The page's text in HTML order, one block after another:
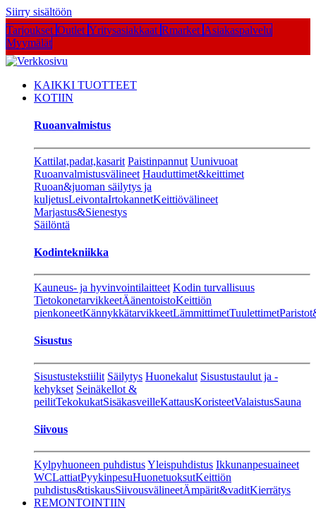
Siirry sisältöön
Tarjoukset Outlet Yritysasiakkaat Rmarket Asiakaspalvelu
Myymälät
KAIKKI TUOTTEET
KOTIIN
Ruoanvalmistus
Kattilat,padat,kasarit Paistinpannut Uunivuoat
Ruoanvalmistusvälineet Hauduttimet&keittimet
Ruoan&juoman säilytys ja
kuljetusLeivontaIrtokannetKeittiövälineet
Marjastus&Sienestys
Säilöntä
Kodintekniikka
Kauneus- ja hyvinvointilaitteet Kodin turvallisuus
TietokonetarvikkeetÄänentoistoKeittiön
pienkoneetKännykkätarvikkeetLämmittimetTuulettimet
Sisustus
Sisustustekstiilit Säilytys Huonekalut Sisustustaulut ja -
kehykset Seinäkellot &
peilitTekokukatSisäkasveilleKattausKoristeetValaistusSauna
Siivous
Kylpyhuoneen puhdistusYleispuhdistus Ikkunanpesuaineet
WCLattiatPyykinpesuHuonetuoksutKeittiön
puhdistus&tiskausSiivousvälineetÄmpärit&vaditKierrätys
REMONTOINTIIN